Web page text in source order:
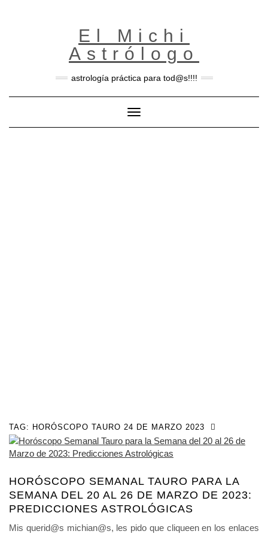
El Michi
Astrólogo
astrología práctica para tod@s!!!!
Toggle Navigation
TAG: HORÓSCOPO TAURO 24 DE MARZO 2023
HORÓSCOPO SEMANAL TAURO PARA LA
SEMANA DEL 20 AL 26 DE MARZO DE 2023:
PREDICCIONES ASTROLÓGICAS
Mis querid@s michian@s, les pido que cliqueen en los enlaces